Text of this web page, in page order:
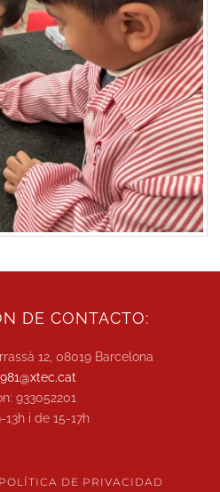
DE CONTACTO:
12, 08019 Barcelona
933052201
13h i de 15-17h
POLÍTICA DE PRIVACIDAD